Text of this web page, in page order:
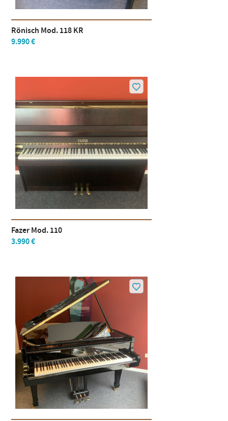
Rönisch Mod. 118 KR
9.990 €
Fazer Mod. 110
3.990 €